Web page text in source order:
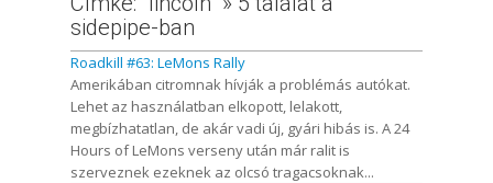
sidepipe-ban
Roadkill #63: LeMons Rally
Amerikában citromnak hívják a problémás autókat.
Lehet az használatban elkopott, lelakott,
megbízhatatlan, de akár vadi új, gyári hibás is. A 24
Hours of LeMons verseny után már ralit is
szerveznek ezeknek az olcsó tragacsoknak...